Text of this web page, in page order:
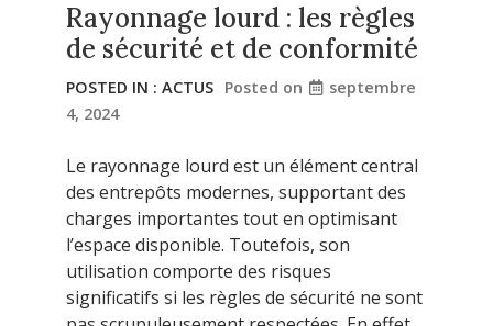
Rayonnage lourd : les règles
de sécurité et de conformité
POSTED IN : ACTUS Posted on
septembre
4, 2024
Le rayonnage lourd est un élément central
des entrepôts modernes, supportant des
charges importantes tout en optimisant
l’espace disponible. Toutefois, son
utilisation comporte des risques
significatifs si les règles de sécurité ne sont